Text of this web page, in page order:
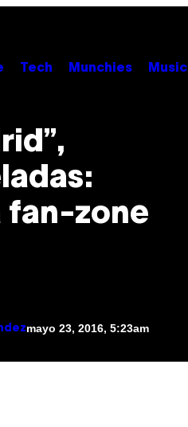
Tech Munchies Music
fan-zone
mayo 23, 2016, 5:23am